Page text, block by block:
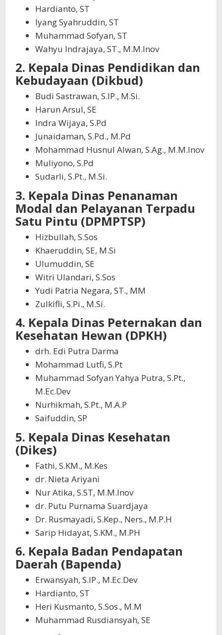
Hardianto, ST
Iyang Syahruddin, ST
Muhammad Sofyan, ST
Wahyu Indrajaya, ST., M.M.Inov
2. Kepala Dinas Pendidikan dan
Kebudayaan (Dikbud)
Budi Sastrawan, S.IP., M.Si.
Harun Arsul, SE
Indra Wijaya, S.Pd
Junaidaman, S.Pd., M.Pd
Mohammad Husnul Alwan, S.Ag., M.M.Inov
Muliyono, S.Pd
Sudarli, S.Pt., M.Si.
3. Kepala Dinas Penanaman
Modal dan Pelayanan Terpadu
Satu Pintu (DPMPTSP)
Hizbullah, S.Sos
Khaeruddin, SE, M.Si
Ulumuddin, SE
Witri Ulandari, S.Sos
Yudi Patria Negara, ST., MM
Zulkifli, S.Pi., M.Si.
4. Kepala Dinas Peternakan dan
Kesehatan Hewan (DPKH)
drh. Edi Putra Darma
Mohammad Lutfi, S.Pt
Muhammad Sofyan Yahya Putra, S.Pt.,
M.Ec.Dev
Nurhikmah, S.Pt., M.A.P
Saifuddin, SP
5. Kepala Dinas Kesehatan
(Dikes)
Fathi, S.KM., M.Kes
dr. Nieta Ariyani
Nur Atika, S.ST, M.M.Inov
dr. Putu Purnama Suardjaya
Dr. Rusmayadi, S.Kep., Ners., M.P.H
Sarip Hidayat, S.KM., M.PH
6. Kepala Badan Pendapatan
Daerah (Bapenda)
Erwansyah, S.IP., M.Ec.Dev
Hardianto, ST
Heri Kusmanto, S.Sos., M.M
Muhammad Rusdiansyah, SE